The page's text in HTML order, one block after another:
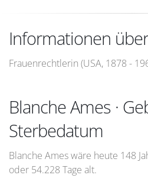
Informationen
Frauenrechtlerin (USA, 1878 -
Blanche Ames ·
Sterbedatum
Blanche Ames wäre heute 148
oder 54.228 Tage alt.